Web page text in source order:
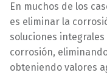
En muchos de los
es eliminar la
soluciones
corrosión,
obteniendo valores